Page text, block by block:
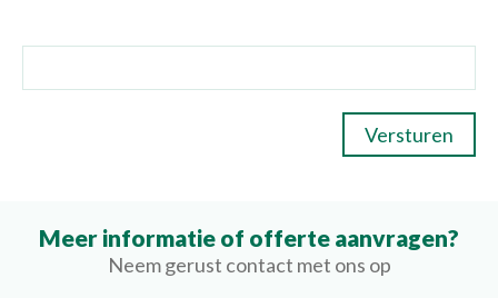
Meer informatie of offerte aanvragen?
Neem gerust contact met ons op